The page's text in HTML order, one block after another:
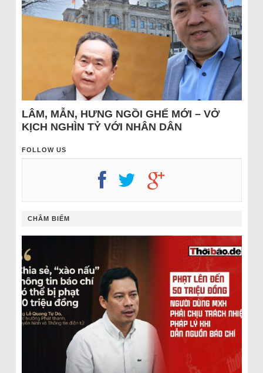
LÂM, MẪN, HƯNG NGỒI GHẾ MỚI – VỞ
KỊCH NGHÌN TỶ VỚI NHÂN DÂN
FOLLOW US
CHÂM BIẾM